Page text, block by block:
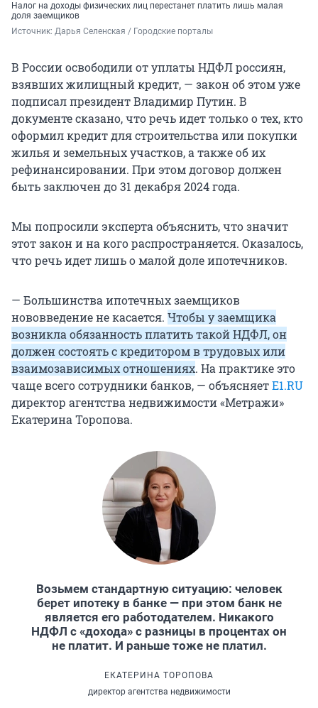
Налог на доходы физических лиц перестанет платить лишь малая
доля заемщиков
Источник: Дарья Селенская / Городские порталы
В России освободили от уплаты НДФЛ россиян,
взявших жилищный кредит, — закон об этом уже
подписал президент Владимир Путин. В
документе сказано, что речь идет только о тех, кто
оформил кредит для строительства или покупки
жилья и земельных участков, а также об их
рефинансировании. При этом договор должен
быть заключен до 31 декабря 2024 года.
Мы попросили эксперта объяснить, что значит
этот закон и на кого распространяется. Оказалось,
что речь идет лишь о малой доле ипотечников.
— Большинства ипотечных заемщиков
нововведение не касается. Чтобы у заемщика
возникла обязанность платить такой НДФЛ, он
должен состоять с кредитором в трудовых или
взаимозависимых отношениях. На практике это
чаще всего сотрудники банков, — объясняетE1.RU
директор агентства недвижимости «Метражи»
Екатерина Торопова.
Возьмем стандартную ситуацию: человек
берет ипотеку в банке — при этом банк не
является его работодателем. Никакого
НДФЛ с «дохода» с разницы в процентах он
не платит. И раньше тоже не платил.
ЕКАТЕРИНА ТОРОПОВА
директор агентства недвижимости